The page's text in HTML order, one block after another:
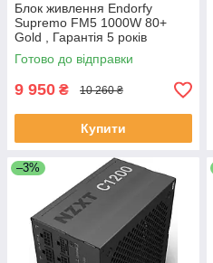
Блок живлення Endorfy
Supremo FM5 1000W 80+
Gold , Гарантія 5 років
Готово до відправки
9 950 ₴ 10 260 ₴
Купити
–3%